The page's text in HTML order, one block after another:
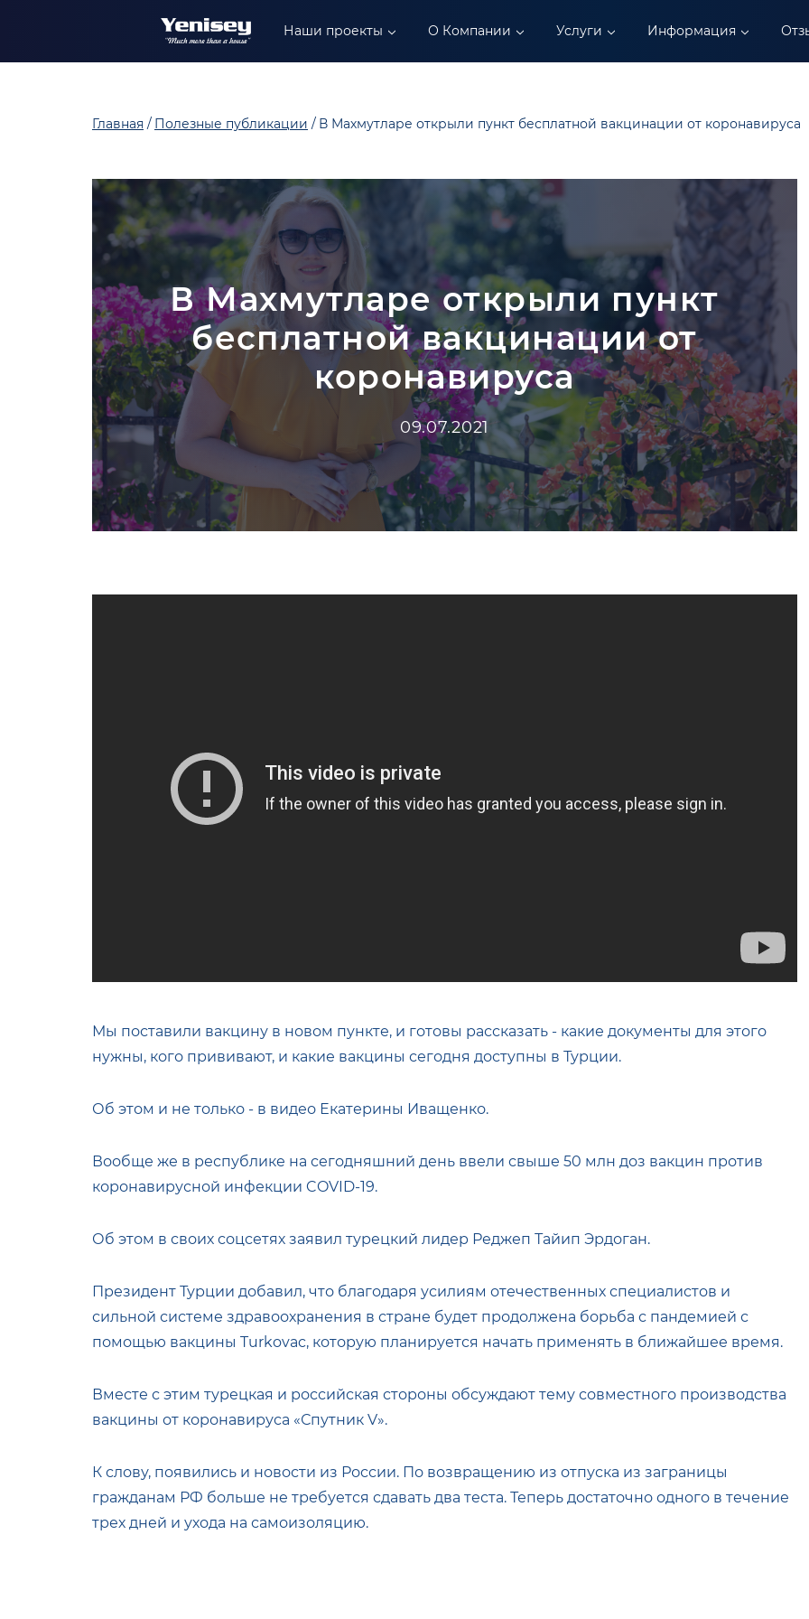
+90 549 402 88 89
Наши проекты О Компании Услуги Информация
Главная Полезные публикации В Махмутларе открыли пункт бесплатной вакцинации от коронавируса
В Махмутларе открыли пункт
бесплатной вакцинации от
коронавируса
09.07.2021
Мы поставили вакцину в новом пункте, и готовы рассказать - какие документы для этого
нужны, кого прививают, и какие вакцины сегодня доступны в Турции.
Об этом и не только - в видео Екатерины Иващенко.
Вообще же в республике на сегодняшний день ввели свыше 50 млн доз вакцин против
коронавирусной инфекции COVID-19.
Об этом в своих соцсетях заявил турецкий лидер Реджеп Тайип Эрдоган.
Президент Турции добавил, что благодаря усилиям отечественных специалистов и
сильной системе здравоохранения в стране будет продолжена борьба с пандемией с
помощью вакцины Turkovac, которую планируется начать применять в ближайшее время.
Вместе с этим турецкая и российская стороны обсуждают тему совместного производства
вакцины от коронавируса «Спутник V».
К слову, появились и новости из России. По возвращению из отпуска из заграницы
гражданам РФ больше не требуется сдавать два теста. Теперь достаточно одного в течение
трех дней и ухода на самоизоляцию.